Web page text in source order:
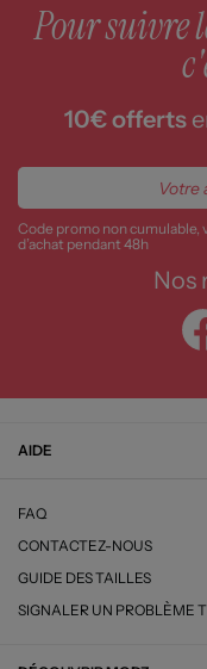
Pour suivre
10€ offerts
Code promo non
d’achat pendant 48h
Nos
AIDE
FAQ
CONTACTEZ-NOUS
GUIDE DES TAILLES
SIGNALER UN PROBLÈME